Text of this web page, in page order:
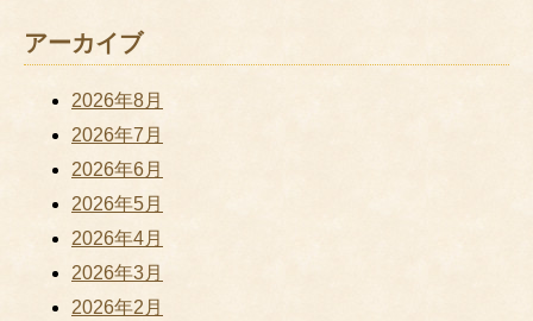
アーカイブ
2026年8月
2026年7月
2026年6月
2026年5月
2026年4月
2026年3月
2026年2月